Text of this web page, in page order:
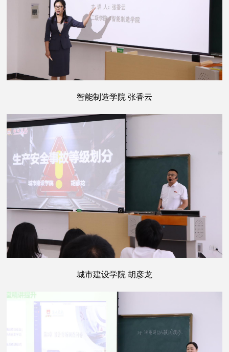
智能制造学院 张香云
城市建设学院 胡彦龙